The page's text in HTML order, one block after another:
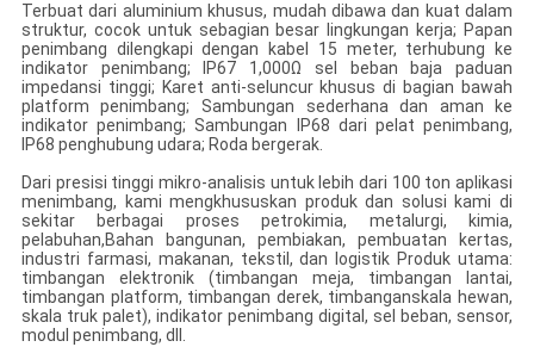
Terbuat dari aluminium khusus, mudah dibawa dan kuat dalam
struktur, cocok untuk sebagian besar lingkungan kerja; Papan
penimbang dilengkapi dengan kabel 15 meter, terhubung ke
indikator penimbang; IP67 1,000Ω sel beban baja paduan
impedansi tinggi; Karet anti-seluncur khusus di bagian bawah
platform penimbang; Sambungan sederhana dan aman ke
indikator penimbang; Sambungan IP68 dari pelat penimbang,
IP68 penghubung udara; Roda bergerak.
Dari presisi tinggi mikro-analisis untuk lebih dari 100 ton aplikasi
menimbang, kami mengkhususkan produk dan solusi kami di
sekitar berbagai proses petrokimia, metalurgi, kimia,
pelabuhan,Bahan bangunan, pembiakan, pembuatan kertas,
industri farmasi, makanan, tekstil, dan logistik Produk utama:
timbangan elektronik (timbangan meja, timbangan lantai,
timbangan platform, timbangan derek, timbanganskala hewan,
skala truk palet), indikator penimbang digital, sel beban, sensor,
modul penimbang, dll.